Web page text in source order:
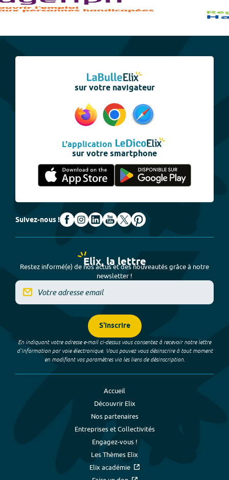
sur votre navigateur
L'application
sur votre smartphone
Suivez-nous !
Elix, la lettre
Restez informé(e) de nos actus et des nouveautés grâce à notre
newsletter !
S'inscrire
En indiquant votre adresse e-mail ci-dessus vous consentez à recevoir notre lettre
d’information par voie électronique. Vous pouvez vous désinscrire à tout moment
en modifiant vos paramètres via les liens de désinscription.
Accueil
Découvrir Elix
Nos partenaires
Entreprises et Collectivités
Engagez-vous !
Les Thèmes Elix
Elix académie